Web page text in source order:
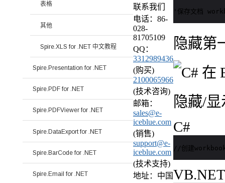
'保存文档
隐藏第
隐藏/
C#
//创建
VB.NET
表格
其他
Spire.XLS for .NET 中文教程
Spire.Presentation for .NET
Spire.PDF for .NET
Spire.PDFViewer for .NET
Spire.DataExport for .NET
Spire.BarCode for .NET
Spire.Email for .NET
联系我们
电话：86-
028-
81705109
QQ：
3312989436
(购买)
2100065966
(技术咨询)
邮箱：
sales@e-
iceblue.com
(销售)
support@e-
iceblue.com
(技术支持)
地址：中国